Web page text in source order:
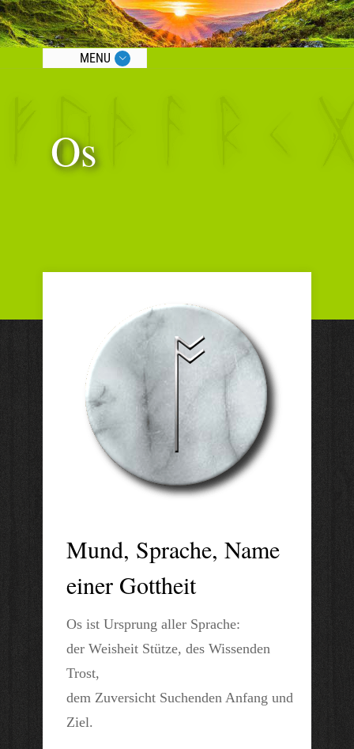
MENU
Os
Mund, Sprache, Name
einer Gottheit
Os ist Ursprung aller Sprache:
der Weisheit Stütze, des Wissenden
Trost,
dem Zuversicht Suchenden Anfang und
Ziel.